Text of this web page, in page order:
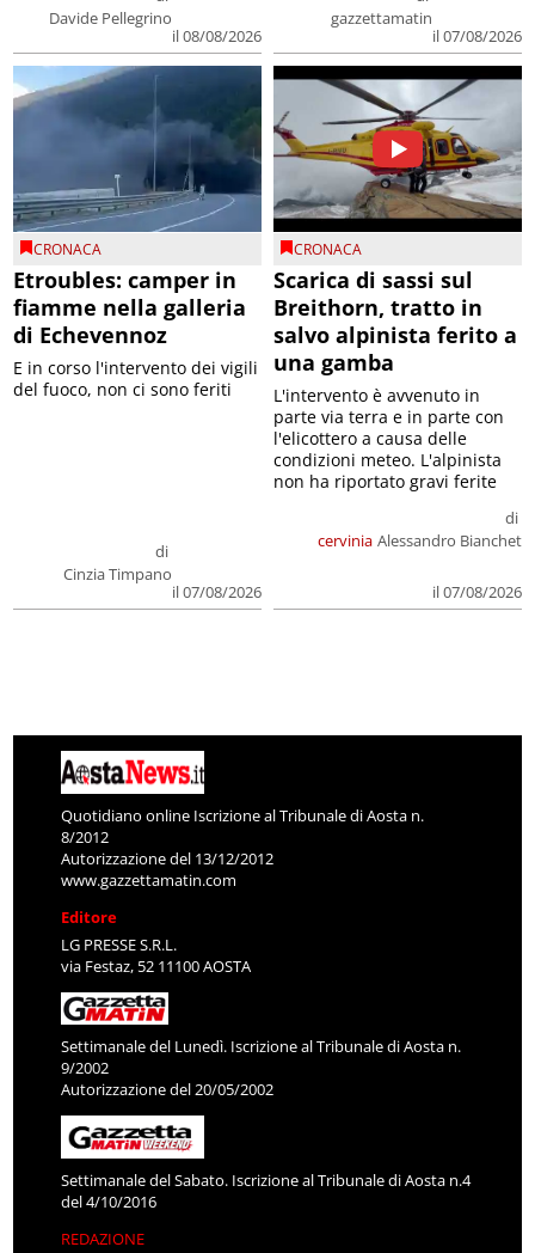
Davide Pellegrino
il 08/08/2026
gazzettamatin
il 07/08/2026
CRONACA
Etroubles: camper in
fiamme nella galleria
di Echevennoz
di
Cinzia Timpano
il 07/08/2026
E in corso l'intervento dei vigili
del fuoco, non ci sono feriti
CRONACA
Scarica di sassi sul
Breithorn, tratto in
salvo alpinista ferito a
una gamba
cervinia
di
Alessandro Bianchet
il 07/08/2026
L'intervento è avvenuto in
parte via terra e in parte con
l'elicottero a causa delle
condizioni meteo. L'alpinista
non ha riportato gravi ferite
Quotidiano online Iscrizione al Tribunale di Aosta n.
8/2012
Autorizzazione del 13/12/2012
www.gazzettamatin.com
Editore
LG PRESSE S.R.L.
via Festaz, 52 11100 AOSTA
Settimanale del Lunedì. Iscrizione al Tribunale di Aosta n.
9/2002
Autorizzazione del 20/05/2002
Settimanale del Sabato. Iscrizione al Tribunale di Aosta n.4
del 4/10/2016
REDAZIONE